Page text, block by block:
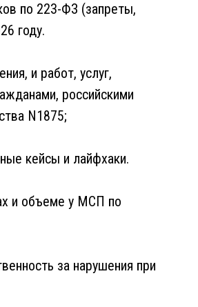
по 223-ФЗ (запреты,
году.
и работ, услуг,
российскими
N1875;
кейсы и лайфхаки.
и объеме у МСП по
за нарушения при